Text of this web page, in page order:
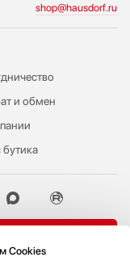
shop@hausdorf.ru
и обмен
Cookies